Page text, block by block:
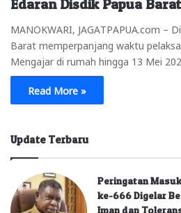
Edaran Disdik Papua Barat
MANOKWARI, JAGATPAPUA.com –
Barat memperpanjang waktu
Mengajar di rumah hingga 13 Mei
Read More »
Update Terbaru
Peringatan
ke-666 Digelar
Iman dan